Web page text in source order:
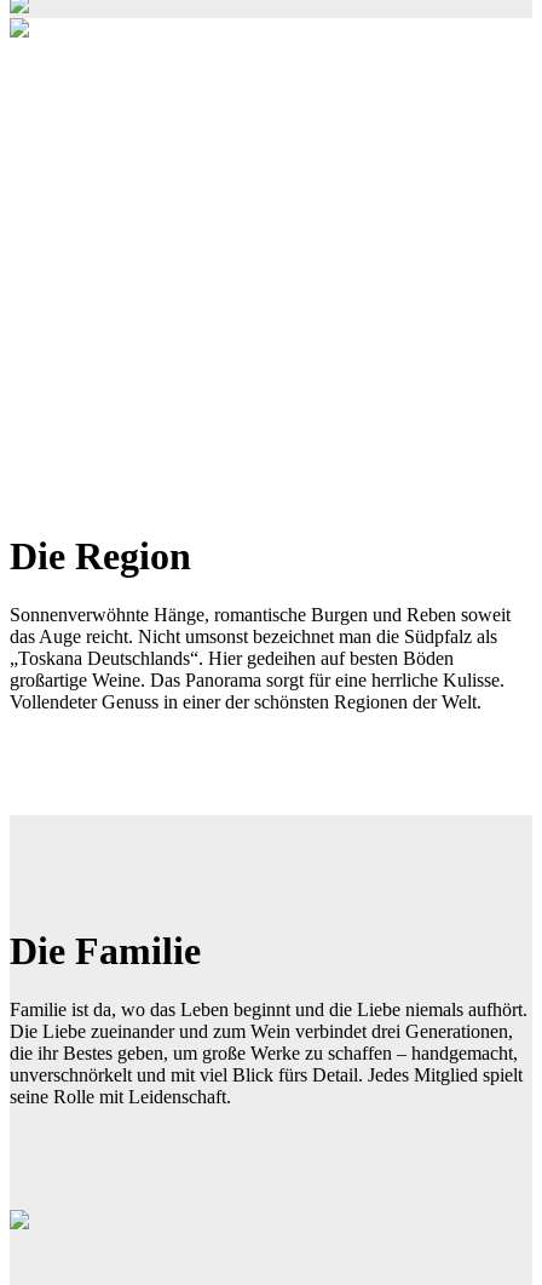
Die Region
Sonnenverwöhnte Hänge, romantische Burgen und Reben soweit
das Auge reicht. Nicht umsonst bezeichnet man die Südpfalz als
„Toskana Deutschlands“. Hier gedeihen auf besten Böden
großartige Weine. Das Panorama sorgt für eine herrliche Kulisse.
Vollendeter Genuss in einer der schönsten Regionen der Welt.
Die Familie
Familie ist da, wo das Leben beginnt und die Liebe niemals aufhört.
Die Liebe zueinander und zum Wein verbindet drei Generationen,
die ihr Bestes geben, um große Werke zu schaffen – handgemacht,
unverschnörkelt und mit viel Blick fürs Detail. Jedes Mitglied spielt
seine Rolle mit Leidenschaft.